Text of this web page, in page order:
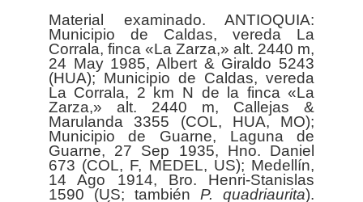
Material examinado. ANTIOQUIA:
Municipio de Caldas, vereda La
Corrala, finca «La Zarza,» alt. 2440 m,
24 May 1985, Albert & Giraldo 5243
(HUA); Municipio de Caldas, vereda
La Corrala, 2 km N de la finca «La
Zarza,» alt. 2440 m, Callejas &
Marulanda 3355 (COL, HUA, MO);
Municipio de Guarne, Laguna de
Guarne, 27 Sep 1935, Hno. Daniel
673 (COL, F, MEDEL, US); Medellín,
14 Ago 1914, Bro. Henri-Stanislas
1590 (US; tambiénP. quadriaurita).